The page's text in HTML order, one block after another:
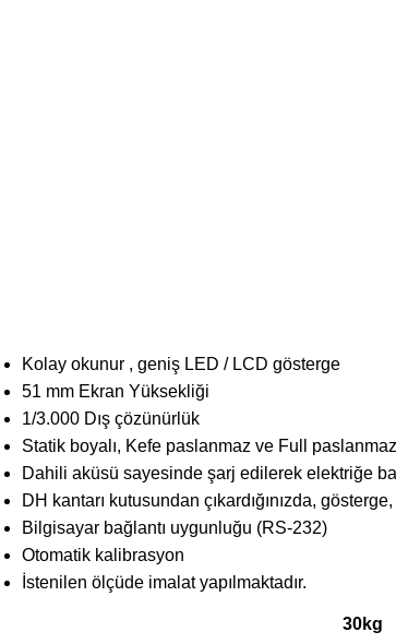
Kolay okunur , geniş LED / LCD gösterge
51 mm Ekran Yüksekliği
1/3.000 Dış çözünürlük
Statik boyalı, Kefe paslanmaz ve Full
Dahili aküsü sayesinde şarj edilerek elektriğe
DH kantarı kutusundan çıkardığınızda,
Bilgisayar bağlantı uygunluğu (RS-232)
Otomatik kalibrasyon
İstenilen ölçüde imalat yapılmaktadır.
30kg